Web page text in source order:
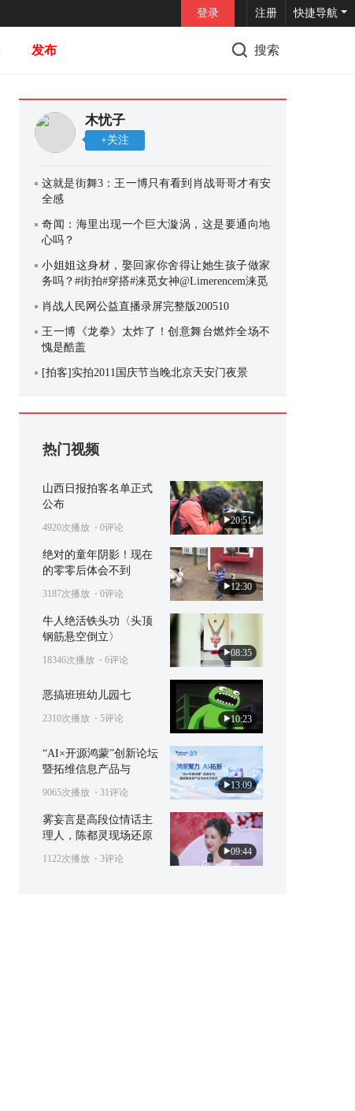
快捷导航
登录 注册
发布 搜索
木忧子
+关注
这就是街舞3：王一博只有看到肖战哥哥才有安
全感
奇闻：海里出现一个巨大漩涡，这是要通向地
心吗？
小姐姐这身材，娶回家你舍得让她生孩子做家
务吗？#街拍#穿搭#涞觅女神@Limerencem涞觅
肖战人民网公益直播录屏完整版200510
王一博《龙拳》太炸了！创意舞台燃炸全场不
愧是酷盖
[拍客]实拍2011国庆节当晚北京天安门夜景
热门视频
20:51
山西日报拍客名单正式
公布
4920次播放 ⋅ 0评论
12:30
绝对的童年阴影！现在
的零零后体会不到
3187次播放 ⋅ 0评论
08:35
牛人绝活铁头功〈头顶
钢筋悬空倒立〉
18346次播放 ⋅ 6评论
10:23
恶搞班班幼儿园七
2310次播放 ⋅ 5评论
13:09
“AI×开源鸿蒙”创新论坛
暨拓维信息产品与
9065次播放 ⋅ 31评论
09:44
雾妄言是高段位情话主
理人，陈都灵现场还原
1122次播放 ⋅ 3评论